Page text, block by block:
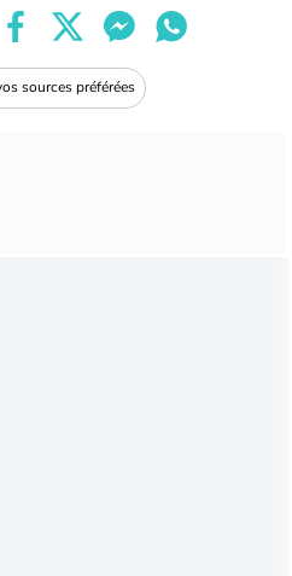
sources préférées